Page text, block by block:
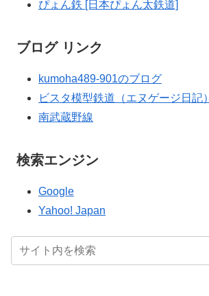
ぴょん鉄 [日本ぴょん太鉄道]
ブログ リンク
kumoha489-901のブログ
ビスタ模型鉄道（エヌゲージ日記）
南武蔵野線
検索エンジン
Google
Yahoo! Japan